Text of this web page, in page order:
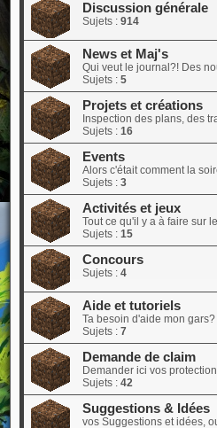
Discussion générale
Sujets : 914
News et Maj's
Qui veut le journal?! Des
Sujets : 5
Projets et créations
Inspection des plans, des
Sujets : 16
Events
Alors c'était comment la
Sujets : 3
Activités et jeux
Tout ce qu'il y a à faire sur
Sujets : 15
Concours
Sujets : 4
Aide et tutoriels
Ta besoin d'aide mon
Sujets : 7
Demande de claim
Demander ici vos
Sujets : 42
Suggestions & Idées
vos Suggestions et idées,